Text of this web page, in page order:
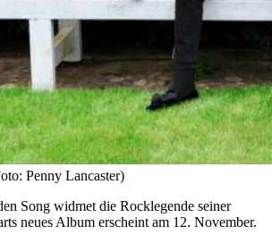
Penny Lancaster)
Song widmet die Rocklegende seiner
neues Album erscheint am 12. November.